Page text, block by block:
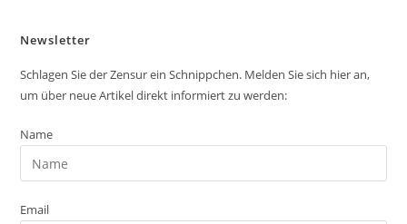
k
Newsletter
Schlagen Sie der Zensur ein Schnippchen. Melden Sie sich hier an,
um über neue Artikel direkt informiert zu werden:
Name
Email